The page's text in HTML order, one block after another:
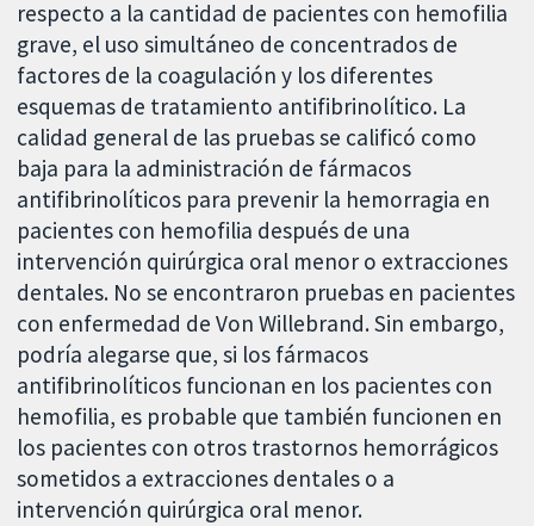
respecto a la cantidad de pacientes con hemofilia
grave, el uso simultáneo de concentrados de
factores de la coagulación y los diferentes
esquemas de tratamiento antifibrinolítico. La
calidad general de las pruebas se calificó como
baja para la administración de fármacos
antifibrinolíticos para prevenir la hemorragia en
pacientes con hemofilia después de una
intervención quirúrgica oral menor o extracciones
dentales. No se encontraron pruebas en pacientes
con enfermedad de Von Willebrand. Sin embargo,
podría alegarse que, si los fármacos
antifibrinolíticos funcionan en los pacientes con
hemofilia, es probable que también funcionen en
los pacientes con otros trastornos hemorrágicos
sometidos a extracciones dentales o a
intervención quirúrgica oral menor.